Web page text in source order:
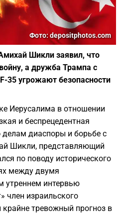
Фото: depositphotos.com
Шикли заявил, что
а дружба Трампа с
35 угрожают безопасности
Иерусалима в отношении
и беспрецедентная
диаспоры и борьбе с
Шикли, представляющий
по поводу исторического
между двумя
утреннем интервью
член израильского
крайне тревожный прогноз в